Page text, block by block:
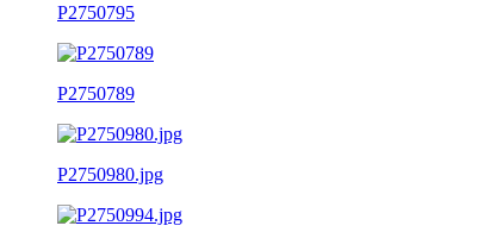
P2750795
P2750789
P2750980.jpg